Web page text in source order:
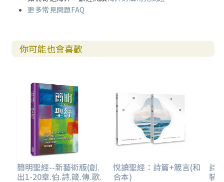
更多常見問題FAQ
你可能也會喜歡
簡明聖經--新藝術版(創.
出1-20章.伯.詩.箴.傳.歌.
悅讀聖經：詩篇+箴言(和
合本)
詩
裝)